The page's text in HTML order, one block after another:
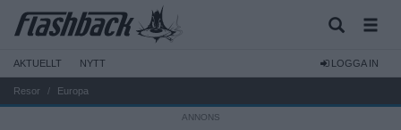
AKTUELLT NYTT LOGGA IN
Resor Europa